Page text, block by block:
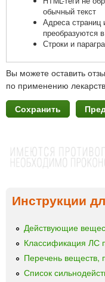
обычный текст
Адреса страниц
преобразуются
Строки и
Вы можете оставить
по применению
Инструкции
Действующие
Классификация ЛС
Перечень
Список